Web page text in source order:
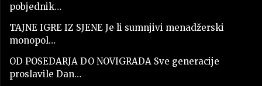
pobjednik…
TAJNE IGRE IZ SJENE Je li sumnjivi menadžerski
monopol…
OD POSEDARJA DO NOVIGRADA Sve generacije
proslavile Dan…